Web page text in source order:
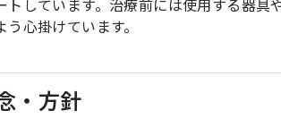
トしています。治療前には使用する器
心掛けています。
・方針